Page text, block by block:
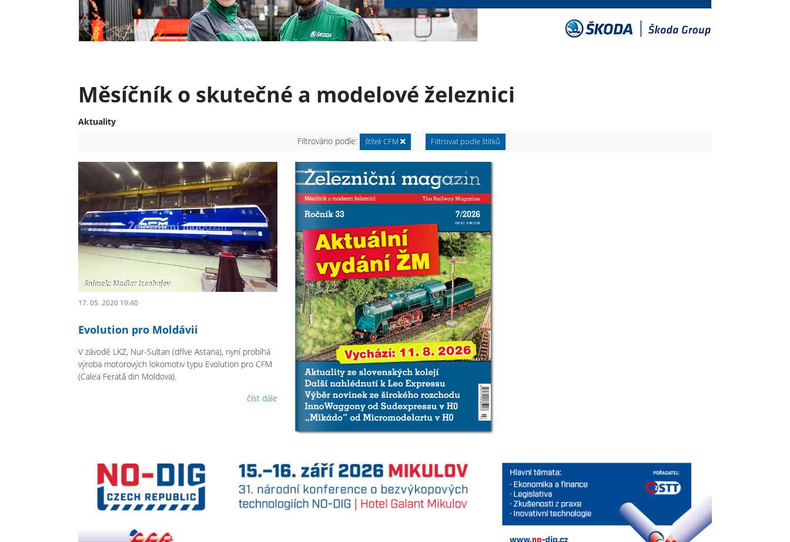
Měsíčník o skutečné a modelové železnici
Aktuality
Filtrováno podle:
štítekCFM Filtrovat podle štítků
17. 05. 2020 19:40
Evolution pro Moldávii
V závodě LKZ, Nur-Sultan (dříve Astana), nyní probíhá
výroba motorových lokomotiv typu Evolution pro CFM
(Calea Ferată din Moldova).
číst dále